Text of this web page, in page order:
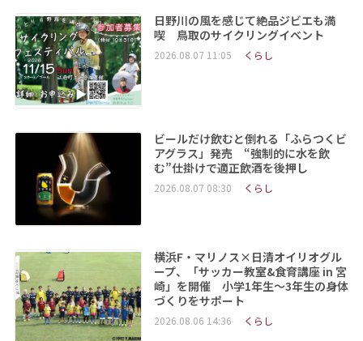
日野川の風を感じて絶品ジビエも満
喫 鳥取のサイクリングイベント
2026.08.07 11:05 くらし
ビールだけ飲むと倒れる「ふらつくビ
アグラス」発売 “強制的に水を飲
む”仕掛けで適正飲酒を後押し
2026.08.07 08:30 くらし
横浜F・マリノス×日清オイリオグル
ープ、「サッカー教室&食育講座 in 宮
崎」を開催 小学1年生～3年生の身体
づくりをサポート
2026.08.06 14:36 くらし